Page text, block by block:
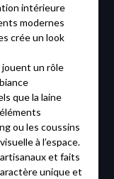
intérieure
modernes
crée un look
un rôle
que la laine
ou les coussins
à l’espace.
et faits
unique et